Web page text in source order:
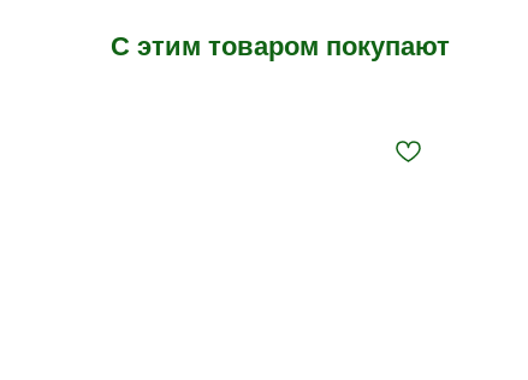
С этим товаром покупают